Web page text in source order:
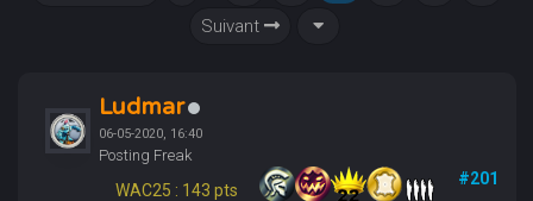
Suivant
Ludmar
06-05-2020, 16:40
Posting Freak
WAC25 : 143 pts
#201